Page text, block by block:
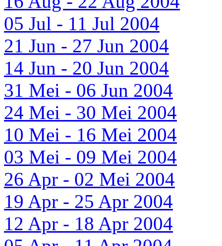
05 Jul - 11 Jul 2004
21 Jun - 27 Jun 2004
14 Jun - 20 Jun 2004
31 Mei - 06 Jun 2004
24 Mei - 30 Mei 2004
10 Mei - 16 Mei 2004
03 Mei - 09 Mei 2004
26 Apr - 02 Mei 2004
19 Apr - 25 Apr 2004
12 Apr - 18 Apr 2004